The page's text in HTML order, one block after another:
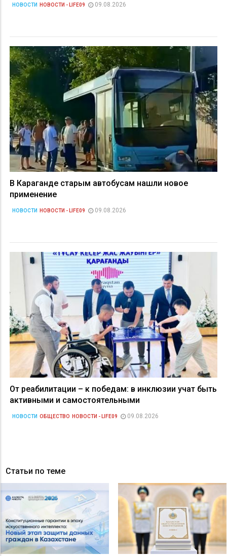
НОВОСТИ НОВОСТИ - LIFE09 09.08.2026
В Караганде старым автобусам нашли новое
применение
НОВОСТИ НОВОСТИ - LIFE09 09.08.2026
От реабилитации – к победам: в инклюзии учат быть
активными и самостоятельными
НОВОСТИ ОБЩЕСТВО НОВОСТИ - LIFE09 09.08.2026
Статьи по теме